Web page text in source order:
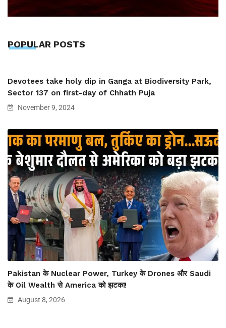
POPULAR POSTS
Devotees take holy dip in Ganga at Biodiversity Park,
Sector 137 on first-day of Chhath Puja
November 9, 2024
Pakistan के Nuclear Power, Turkey के Drones और Saudi
के Oil Wealth से America को झटका!
August 8, 2026